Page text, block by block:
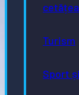
Turism
Sport